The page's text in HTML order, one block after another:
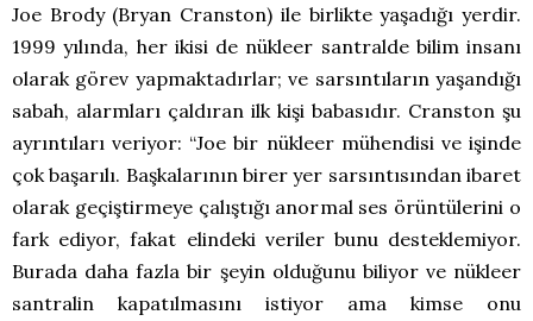
Joe Brody (Bryan Cranston) ile birlikte yaşadığı yerdir.
1999 yılında, her ikisi de nükleer santralde bilim insanı
olarak görev yapmaktadırlar; ve sarsıntıların yaşandığı
sabah, alarmları çaldıran ilk kişi babasıdır. Cranston şu
ayrıntıları veriyor: “Joe bir nükleer mühendisi ve işinde
çok başarılı. Başkalarının birer yer sarsıntısından ibaret
olarak geçiştirmeye çalıştığı anormal ses örüntülerini o
fark ediyor, fakat elindeki veriler bunu desteklemiyor.
Burada daha fazla bir şeyin olduğunu biliyor ve nükleer
santralin kapatılmasını istiyor ama kimse onu